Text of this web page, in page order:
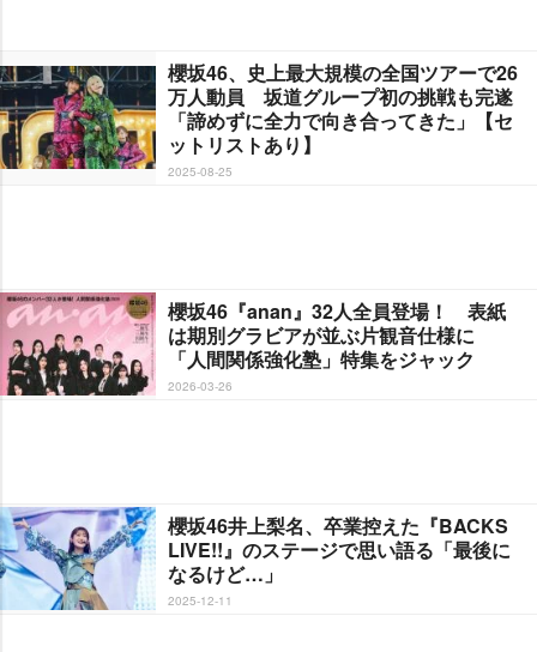
櫻坂46、史上最大規模の全国ツアーで26
万人動員 坂道グループ初の挑戦も完遂
「諦めずに全力で向き合ってきた」【セ
ットリストあり】
2025-08-25
櫻坂46『anan』32人全員登場！ 表紙
は期別グラビアが並ぶ片観音仕様に
「人間関係強化塾」特集をジャック
2026-03-26
櫻坂46井上梨名、卒業控えた『BACKS
LIVE!!』のステージで思い語る「最後に
なるけど…」
2025-12-11